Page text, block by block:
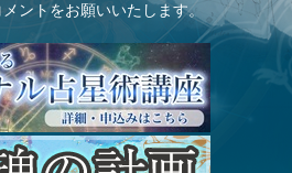
ントをお願いいたします。